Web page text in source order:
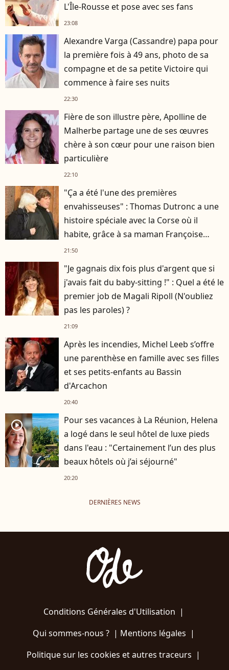
L'Île-Rousse et pose avec ses fans
23:08
Alexandre Varga (Cassandre) papa pour
la première fois à 49 ans, photo de sa
compagne et de sa petite Victoire qui
commence à faire ses nuits
22:30
Fière de son illustre père, Apolline de
Malherbe partage une de ses œuvres
chère à son cœur pour une raison bien
particulière
22:10
"Ça a été l'une des premières
envahisseuses" : Thomas Dutronc a une
histoire spéciale avec la Corse où il
habite, grâce à sa maman Françoise
Hardy
21:50
"Je gagnais dix fois plus d'argent que si
j'avais fait du baby-sitting !" : Quel a été le
premier job de Magali Ripoll (N'oubliez
pas les paroles) ?
21:09
Après les incendies, Michel Leeb s’offre
une parenthèse en famille avec ses filles
et ses petits-enfants au Bassin
d'Arcachon
20:40
player2
Pour ses vacances à La Réunion, Helena
a logé dans le seul hôtel de luxe pieds
dans l'eau : "Certainement l’un des plus
beaux hôtels où j’ai séjourné"
20:20
DERNIÈRES NEWS
Conditions Générales d'Utilisation |
Qui sommes-nous ?| Mentions légales |
Politique sur les cookies et autres traceurs |